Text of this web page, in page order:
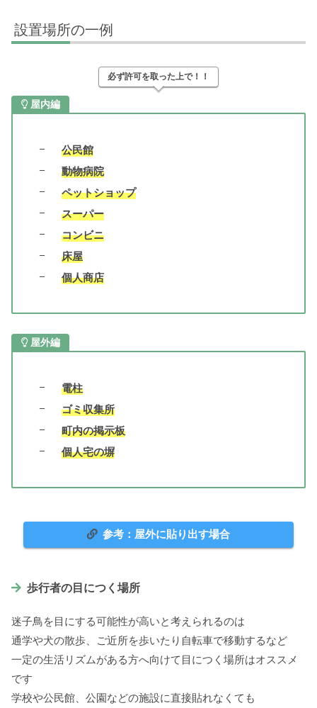
設置場所の一例
必ず許可を取った上で！！
屋内編
公民館
動物病院
ペットショップ
スーパー
コンビニ
床屋
個人商店
屋外編
電柱
ゴミ収集所
町内の掲示板
個人宅の塀
参考：屋外に貼り出す場合
歩行者の目につく場所
迷子鳥を目にする可能性が高いと考えられるのは
通学や犬の散歩、ご近所を歩いたり自転車で移動するなど
一定の生活リズムがある方へ向けて目につく場所はオススメ
です
学校や公民館、公園などの施設に直接貼れなくても